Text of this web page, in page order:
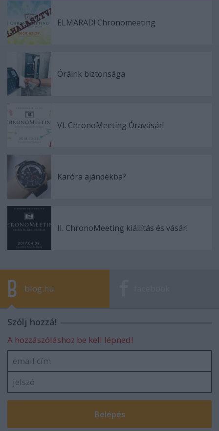
ELMARAD! Chronomeeting
Óráink biztonsága
VI. ChronoMeeting Óravásár!
Karóra ajándékba?
II. ChronoMeeting kiállítás és vásár!
blog.hu
Szólj hozzá!
A hozzászóláshoz be kell lépned!